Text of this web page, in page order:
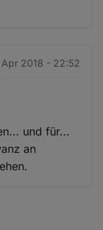
Apr 2018 - 22:52
und für...
an